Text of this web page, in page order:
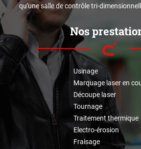
qu'une salle de contrôle tri-
Nos
Usinage
Marquage laser en
Découpe laser
Tournage
Traitement thermique
Electro-érosion
Fraisage